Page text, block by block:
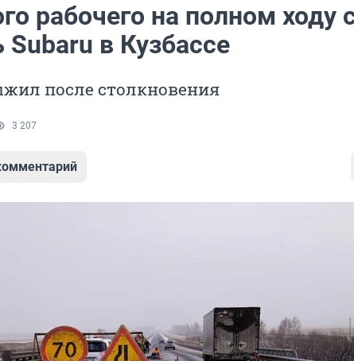
рабочего на полном ходу
Subaru в Кузбассе
после столкновения
3 207